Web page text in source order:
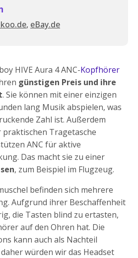
, eBay.de
HIVE Aura 4 ANC-Kopfhörer
günstigen Preis und ihre
. Sie können mit einer einzigen
lang Musik abspielen, was
Zahl ist. Außerdem
Tragetasche
ANC für aktive
Das macht sie zu einer
, zum Beispiel im Flugzeug.
befinden sich mehrere
Aufgrund ihrer Beschaffenheit
die Tasten blind zu ertasten,
auf den Ohren hat. Die
kann auch als Nachteil
würden wir das Headset